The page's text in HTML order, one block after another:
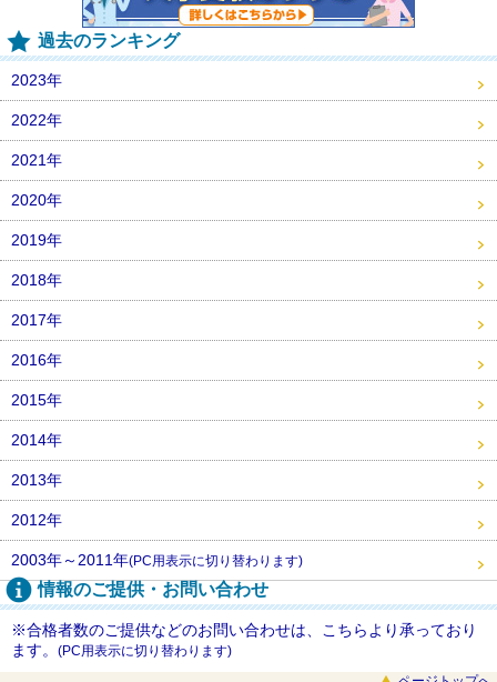
過去のランキング
2023年
2022年
2021年
2020年
2019年
2018年
2017年
2016年
2015年
2014年
2013年
2012年
2003年～2011年(PC用表示に切り替わります)
情報のご提供・お問い合わせ
※合格者数のご提供などのお問い合わせは、こちらより承っており
ます。 (PC用表示に切り替わります)